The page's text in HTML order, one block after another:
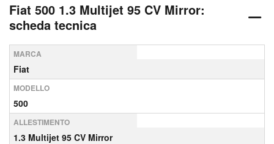
Fiat 500 1.3 Multijet 95 CV Mirror:
scheda tecnica
MARCA
Fiat
MODELLO
500
ALLESTIMENTO
1.3 Multijet 95 CV Mirror